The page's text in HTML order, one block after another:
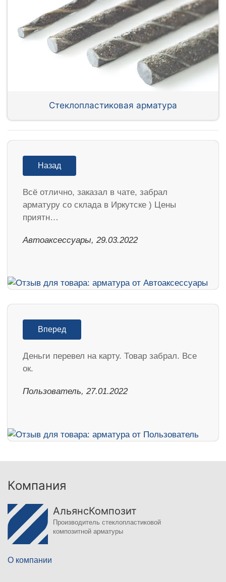
Стеклопластиковая арматура
Назад
Всё отлично, заказал в чате, забрал
арматуру со склада в Иркутске ) Цены
приятн…
Автоаксессуары, 29.03.2022
Вперед
Деньги перевел на карту. Товар забрал. Все
ок.
Пользователь, 27.01.2022
Компания
АльянсКомпозит
Производитель стеклопластиковой
композитной арматуры
О компании